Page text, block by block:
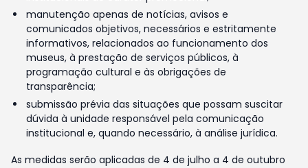
manutenção apenas de notícias, avisos e
comunicados objetivos, necessários e estritamente
informativos, relacionados ao funcionamento dos
museus, à prestação de serviços públicos, à
programação cultural e às obrigações de
transparência;
submissão prévia das situações que possam suscitar
dúvida à unidade responsável pela comunicação
institucional e, quando necessário, à análise jurídica.
As medidas serão aplicadas de 4 de julho a 4 de outubro